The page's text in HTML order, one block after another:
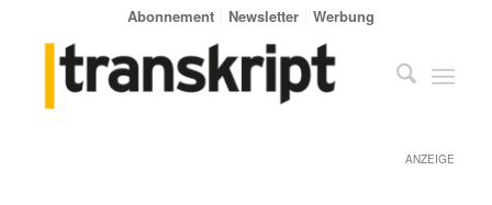
Abonnement Newsletter Werbung
ANZEIGE